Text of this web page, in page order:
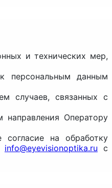
и технических мер,
персональным данным
случаев, связанных с
направления Оператору
на обработку
info@eyevisionoptika.ru с